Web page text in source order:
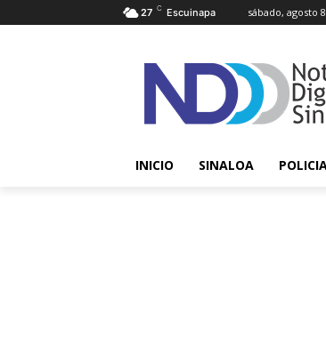
27 C Escuinapa sábado, agosto
INICIO SINALOA